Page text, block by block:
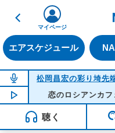
戻る
エアスケジュール
マイページ
NOW ON AIR
松岡昌宏の彩り埼先
NOW PLAYING05:42
恋のロシアンカフ
聴く